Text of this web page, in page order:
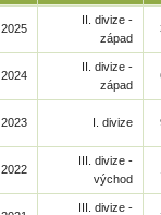
2025
II. divize -
západ
2024
II. divize -
západ
2023 I. divize
2022
III. divize -
východ
III. divize -